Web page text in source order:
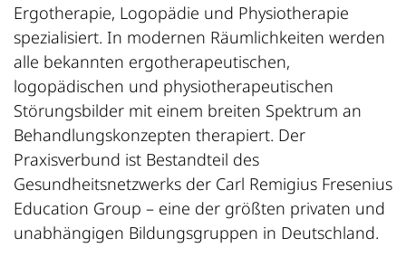
Ergotherapie, Logopädie und Physiotherapie
spezialisiert. In modernen Räumlichkeiten werden
alle bekannten ergotherapeutischen,
logopädischen und physiotherapeutischen
Störungsbilder mit einem breiten Spektrum an
Behandlungskonzepten therapiert. Der
Praxisverbund ist Bestandteil des
Gesundheitsnetzwerks der Carl Remigius Fresenius
Education Group – eine der größten privaten und
unabhängigen Bildungsgruppen in Deutschland.